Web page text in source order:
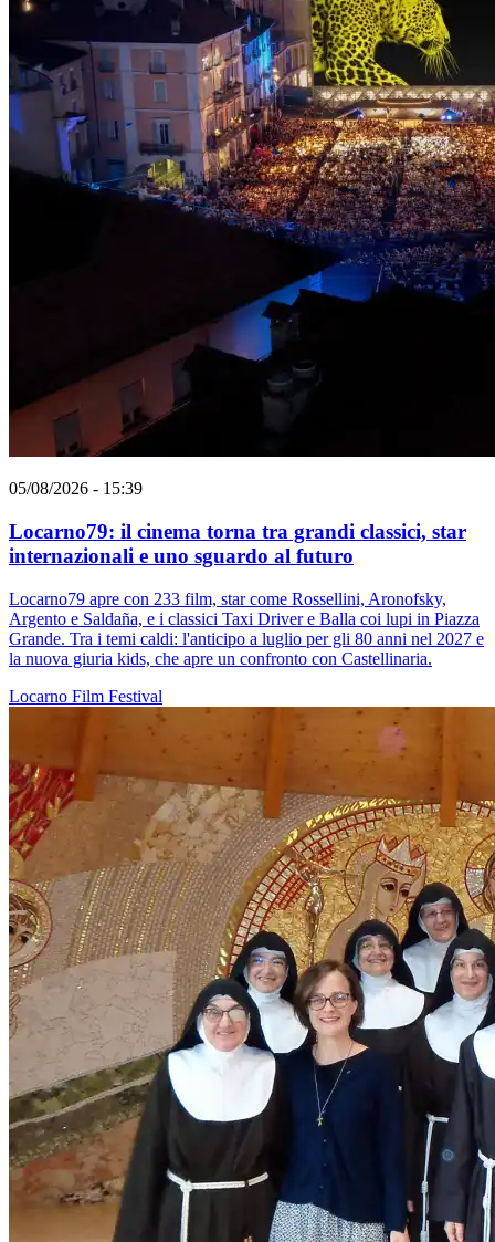
05/08/2026 - 15:39
Locarno79: il cinema torna tra grandi classici, star
internazionali e uno sguardo al futuro
Locarno79 apre con 233 film, star come Rossellini, Aronofsky,
Argento e Saldaña, e i classici Taxi Driver e Balla coi lupi in Piazza
Grande. Tra i temi caldi: l'anticipo a luglio per gli 80 anni nel 2027 e
la nuova giuria kids, che apre un confronto con Castellinaria.
Locarno Film Festival